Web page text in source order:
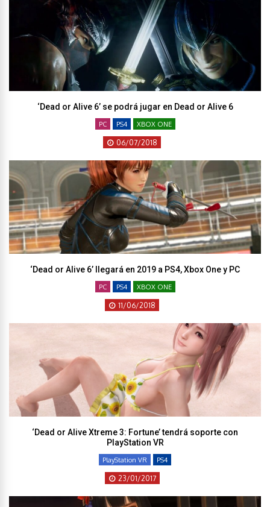
‘Dead or Alive 6’ se podrá jugar en Dead or Alive 6
PC PS4 XBOX ONE
06/07/2018
‘Dead or Alive 6’ llegará en 2019 a PS4, Xbox One y PC
PC PS4 XBOX ONE
11/06/2018
‘Dead or Alive Xtreme 3: Fortune’ tendrá soporte con
PlayStation VR
PlayStation VR PS4
23/01/2017